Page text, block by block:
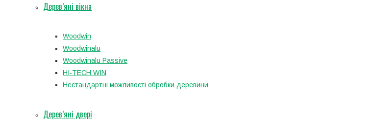
Дерев’яні вікна
Woodwin
Woodwinalu
Woodwinalu Passive
HI-TECH WIN
Нестандартні можливості обробки деревини
Дерев’яні двері